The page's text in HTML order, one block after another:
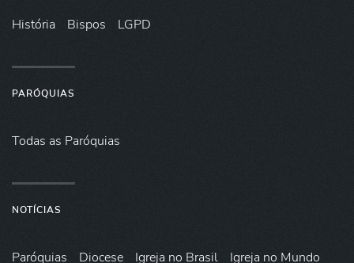
História Bispos LGPD
PARÓQUIAS
Todas as Paróquias
NOTÍCIAS
Paróquias Diocese Igreja no Brasil
Igreja no Mundo